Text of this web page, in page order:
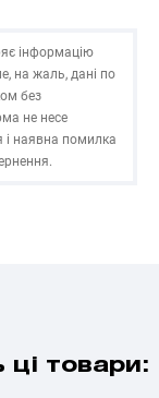
інформацію
на жаль, дані по
без
не несе
і наявна помилка
товари: